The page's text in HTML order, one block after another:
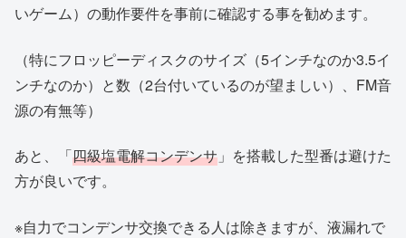
いゲーム）の動作要件を事前に確認する事を勧めます。
（特にフロッピーディスクのサイズ（5インチなのか3.5イ
ンチなのか）と数（2台付いているのが望ましい）、FM音
源の有無等）
あと、「四級塩電解コンデンサ 」を搭載した型番は避けた
方が良いです。
※自力でコンデンサ交換できる人は除きますが、液漏れで